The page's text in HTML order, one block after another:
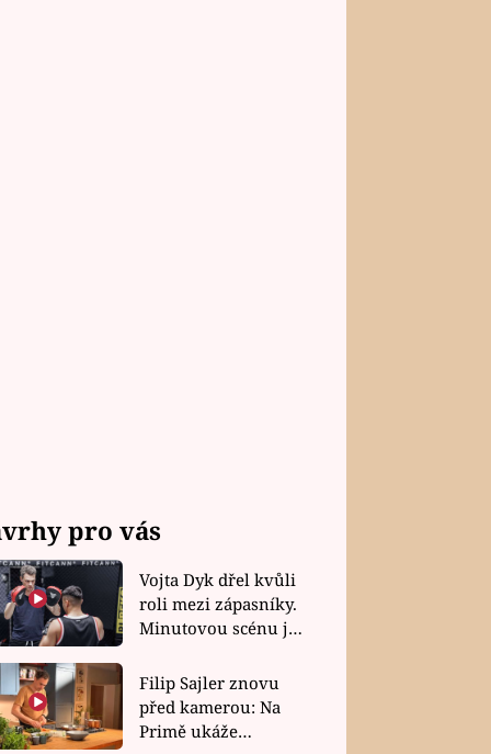
pro vás
Vojta Dyk dřel kvůli
roli mezi zápasníky.
Minutovou scénu jel
Filip Sajler znovu
před kamerou: Na
Primě ukáže